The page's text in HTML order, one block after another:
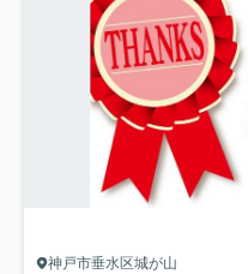
神戸市垂水区城が山